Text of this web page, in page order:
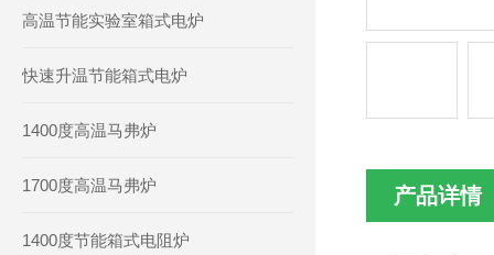
高温节能实验室箱式电炉
快速升温节能箱式电炉
1400度高温马弗炉
1700度高温马弗炉
1400度节能箱式电阻炉
产品详情